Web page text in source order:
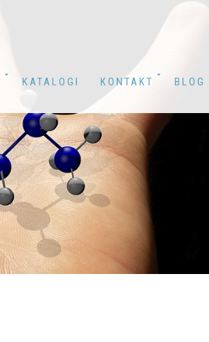
KATALOGI KONTAKT BLOG